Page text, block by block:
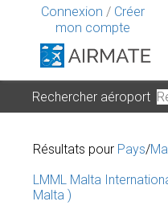
Connexion / Créer
mon compte
Rechercher aéroport
Résultats pour Pays/
LMML Malta
Malta )